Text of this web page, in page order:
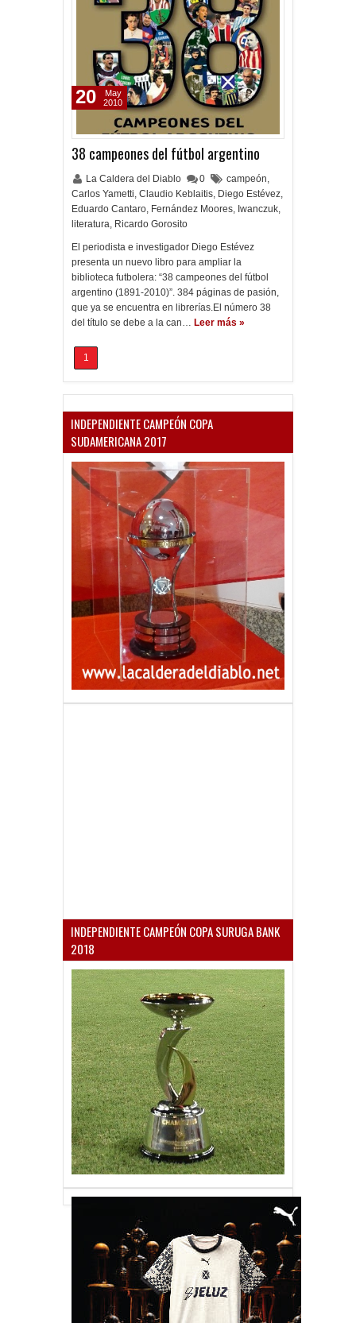
38 campeones del fútbol argentino
La Caldera del Diablo 0 campeón,
Carlos Yametti, Claudio Keblaitis, Diego Estévez,
Eduardo Cantaro, Fernández Moores, Iwanczuk,
literatura, Ricardo Gorosito
El periodista e investigador Diego Estévez
presenta un nuevo libro para ampliar la
biblioteca futbolera: “38 campeones del fútbol
argentino (1891-2010)”. 384 páginas de pasión,
que ya se encuentra en librerías.El número 38
del título se debe a la can… Leer más »
20
May
2010
1
INDEPENDIENTE CAMPEÓN COPA
SUDAMERICANA 2017
INDEPENDIENTE CAMPEÓN COPA SURUGA BANK
2018